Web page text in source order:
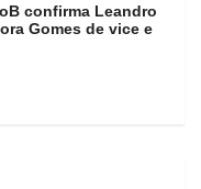
confirma Leandro
Gomes de vice e